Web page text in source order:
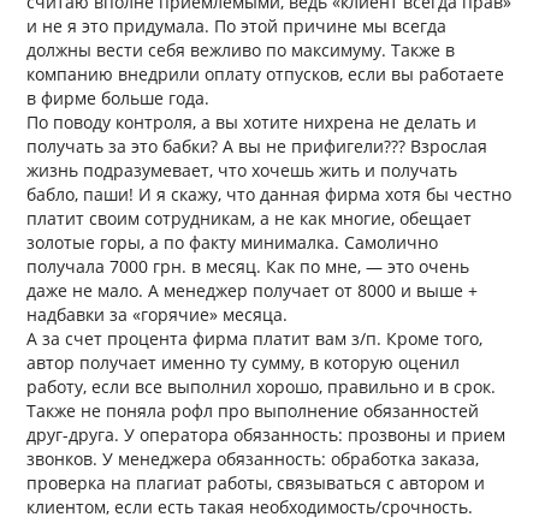
и не я это придумала. По этой причине мы всегда
должны вести себя вежливо по максимуму. Также в
компанию внедрили оплату отпусков, если вы работаете
в фирме больше года.
По поводу контроля, а вы хотите нихрена не делать и
получать за это бабки? А вы не прифигели??? Взрослая
жизнь подразумевает, что хочешь жить и получать
бабло, паши! И я скажу, что данная фирма хотя бы честно
платит своим сотрудникам, а не как многие, обещает
золотые горы, а по факту минималка. Самолично
получала 7000 грн. в месяц. Как по мне, — это очень
даже не мало. А менеджер получает от 8000 и выше +
надбавки за «горячие» месяца.
А за счет процента фирма платит вам з/п. Кроме того,
автор получает именно ту сумму, в которую оценил
работу, если все выполнил хорошо, правильно и в срок.
Также не поняла рофл про выполнение обязанностей
друг-друга. У оператора обязанность: прозвоны и прием
звонков. У менеджера обязанность: обработка заказа,
проверка на плагиат работы, связываться с автором и
клиентом, если есть такая необходимость/срочность.